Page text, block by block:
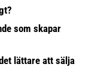
som skapar
lättare att sälja